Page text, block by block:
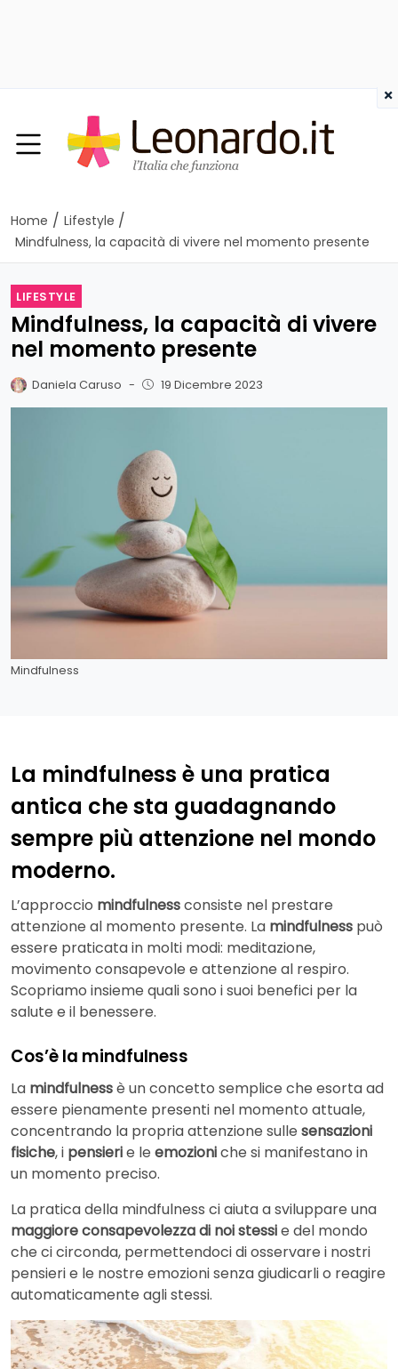
Home / Lifestyle /
Mindfulness, la capacità di vivere nel momento presente
LIFESTYLE
Mindfulness, la capacità di vivere
nel momento presente
Daniela Caruso - 19 Dicembre 2023
Mindfulness
La mindfulness è una pratica
antica che sta guadagnando
sempre più attenzione nel mondo
moderno.
L’approccio mindfulnessconsiste nel prestare
attenzione al momento presente. La mindfulness può
essere praticata in molti modi: meditazione,
movimento consapevole e attenzione al respiro.
Scopriamo insieme quali sono i suoi benefici per la
salute e il benessere.
Cos’è la mindfulness
La mindfulnessè un concetto semplice che esorta ad
essere pienamente presenti nel momento attuale,
concentrando la propria attenzione sulle sensazioni
fisiche, i pensierie le emozioniche si manifestano in
un momento preciso.
La pratica della mindfulness ci aiuta a sviluppare una
maggiore consapevolezza di noi stessie del mondo
che ci circonda, permettendoci di osservare i nostri
pensieri e le nostre emozioni senza giudicarli o reagire
automaticamente agli stessi.
×